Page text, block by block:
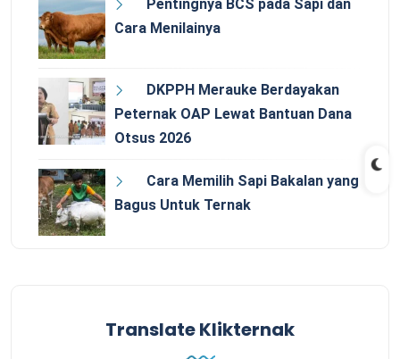
Pentingnya BCS pada Sapi dan
Cara Menilainya
DKPPH Merauke Berdayakan
Peternak OAP Lewat Bantuan Dana
Otsus 2026
Cara Memilih Sapi Bakalan yang
Bagus Untuk Ternak
Translate Klikternak